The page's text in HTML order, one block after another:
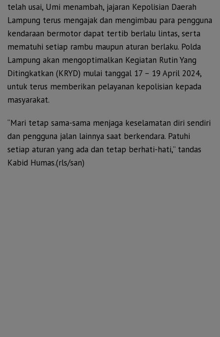
telah usai, Umi menambah, jajaran Kepolisian Daerah
Lampung terus mengajak dan mengimbau para pengguna
kendaraan bermotor dapat tertib berlalu lintas, serta
mematuhi setiap rambu maupun aturan berlaku. Polda
Lampung akan mengoptimalkan Kegiatan Rutin Yang
Ditingkatkan (KRYD) mulai tanggal 17 – 19 April 2024,
untuk terus memberikan pelayanan kepolisian kepada
masyarakat.
“Mari tetap sama-sama menjaga keselamatan diri sendiri
dan pengguna jalan lainnya saat berkendara. Patuhi
setiap aturan yang ada dan tetap berhati-hati,” tandas
Kabid Humas.(rls/san)